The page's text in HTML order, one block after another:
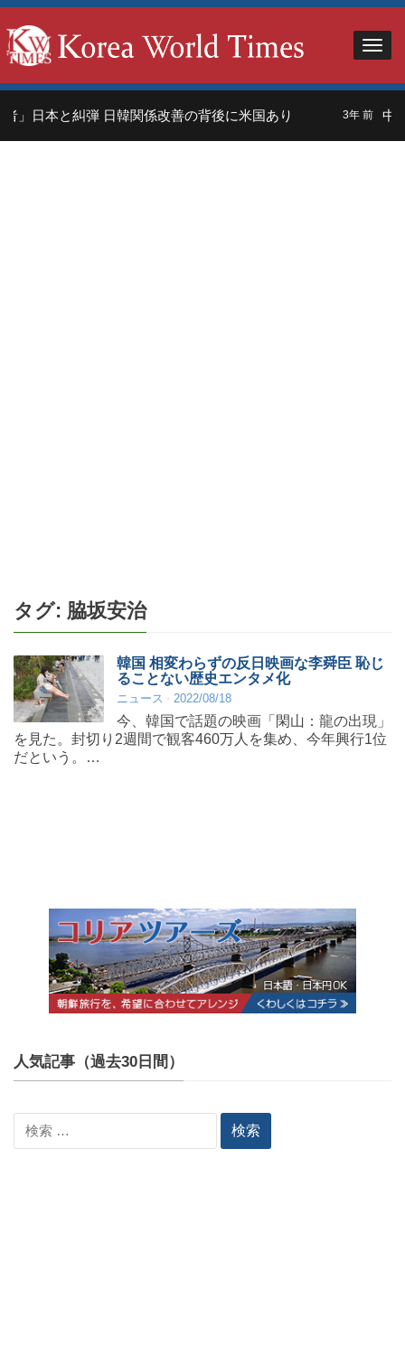
」日本と糾弾 日韓関係改善の背後に米国あり 3年 前 中
タグ: 脇坂安治
韓国 相変わらずの反日映画な李舜臣 恥じ
ることない歴史エンタメ化
ニュース 2022/08/18
今、韓国で話題の映画「閑山：龍の出現」
を見た。封切り2週間で観客460万人を集め、今年興行1位
だという。…
人気記事（過去30日間）
索: